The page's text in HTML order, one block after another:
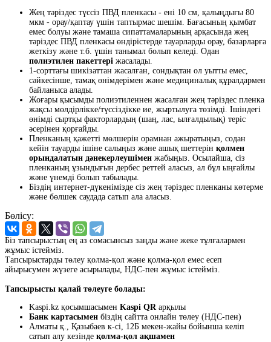
Жең тәріздес түссіз ПВД пленкасы - ені 10 см, қалыңдығы 80
мкм - орау/қаптау үшін таптырмас шешім. Бағасының қымбат
емес болуы және тамаша сипаттамаларының арқасында жең
тәріздес ПВД пленкасы өндірістерде тауарларды орау, базарларға
жеткізу және т.б. үшін танымал болып келеді. Одан
полиэтилен пакеттері жасалады.
1-сорттағы шикізаттан жасалған, сондықтан ол уытты емес,
сәйкесінше, тамақ өнімдерімен және медициналық құралдармен
байланыса алады.
Жоғары қысымды полиэтиленнен жасалған жең тәріздес пленка
жақсы мөлдірлікке/түссіздікке ие, жыртылуға төзімді. Ішіндегі
өнімді сыртқы факторлардың (шаң, лас, ылғалдылық) теріс
әсерінен қорғайды.
Пленканың қажетті мөлшерін орамнан ажыратыңыз, содан
кейін тауарды ішіне салыңыз және ашық шеттерін қолмен
орындалатын дәнекерлеушімен жабыңыз. Осылайша, сіз
пленканың ұзындығын дербес реттей аласыз, ал бұл ыңғайлы
және үнемді болып табылады.
Біздің интернет-дүкенімізде сіз жең тәріздес пленканы көтерме
және бөлшек саудада сатып ала аласыз.
Бөлісу:
Біз тапсырыстың ең аз сомасынсыз заңды және жеке тұлғалармен
жұмыс істейміз.
Тапсырыстарды төлеу қолма-қол және қолма-қол емес есеп
айырысумен жүзеге асырылады, НДС-пен жұмыс істейміз.
Тапсырысты қалай төлеуге болады:
Kaspi.kz қосымшасымен Kaspi QRарқылы
Банк картасымен біздің сайтта онлайн төлеу (НДС-пен)
Алматы қ., Қазыбаев к-сі, 12Б мекен-жайы бойынша келіп
сатып алу кезінде қолма-қол ақшамен